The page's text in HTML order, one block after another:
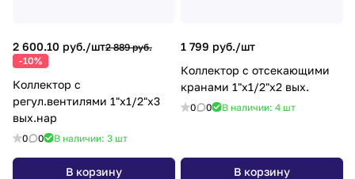
2 600.10 руб./шт2 889 руб.
-10%
Коллектор с
регул.вентилями 1"х1/2"х3
вых.нар
0 0 В наличии: 3 шт
В корзину
1 799 руб./шт
Коллектор с отсекающими
кранами 1"х1/2"х2 вых.
0 0 В наличии: 4 шт
В корзину